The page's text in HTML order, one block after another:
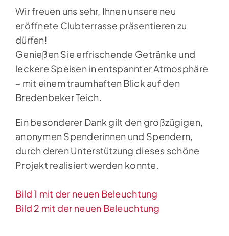
Wir freuen uns sehr, Ihnen unsere neu
eröffnete Clubterrasse präsentieren zu
dürfen!
Genießen Sie erfrischende Getränke und
leckere Speisen in entspannter Atmosphäre
– mit einem traumhaften Blick auf den
Bredenbeker Teich.
Ein besonderer Dank gilt den großzügigen,
anonymen Spenderinnen und Spendern,
durch deren Unterstützung dieses schöne
Projekt realisiert werden konnte.
Bild 1 mit der neuen Beleuchtung
Bild 2 mit der neuen Beleuchtung